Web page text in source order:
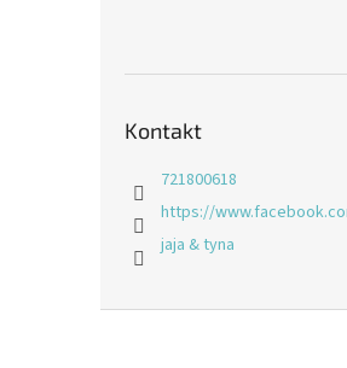
Kontakt
721800618
https://
jaja & tyna